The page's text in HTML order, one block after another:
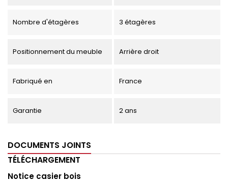
Nombre d'étagères 3 étagères
Positionnement du meuble Arrière droit
Fabriqué en France
Garantie 2 ans
DOCUMENTS JOINTS
TÉLÉCHARGEMENT
Notice casier bois